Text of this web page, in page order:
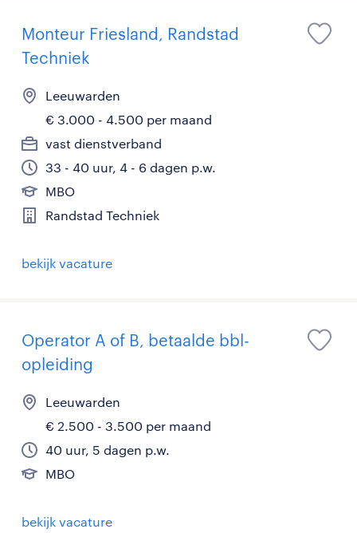
Monteur Friesland, Randstad
Techniek
Leeuwarden
€ 3.000 - 4.500 per maand
vast dienstverband
33 - 40 uur, 4 - 6 dagen p.w.
MBO
Randstad Techniek
bekijk vacature
Operator A of B, betaalde bbl-
opleiding
Leeuwarden
€ 2.500 - 3.500 per maand
40 uur, 5 dagen p.w.
MBO
bekijk vacature